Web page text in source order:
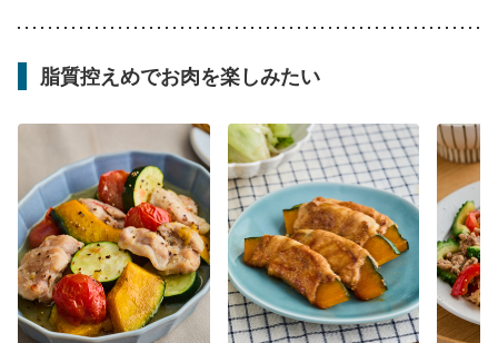
脂質控えめでお肉を楽しみたい